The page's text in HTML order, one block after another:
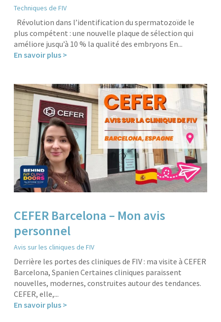
Techniques de FIV
Révolution dans l’identification du spermatozoïde le
plus compétent : une nouvelle plaque de sélection qui
améliore jusqu’à 10 % la qualité des embryons En...
En savoir plus >
CEFER Barcelona – Mon avis
personnel
Avis sur les cliniques de FIV
Derrière les portes des cliniques de FIV : ma visite à CEFER
Barcelona, Spanien Certaines cliniques paraissent
nouvelles, modernes, construites autour des tendances.
CEFER, elle,...
En savoir plus >